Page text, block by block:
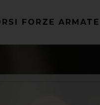
FORZE ARMATE